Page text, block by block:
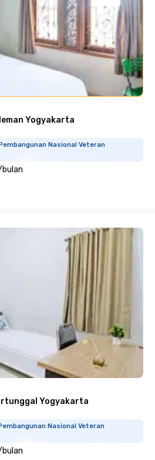
Yogyakarta
Nasional Veteran
bulan
Yogyakarta
Nasional Veteran
bulan